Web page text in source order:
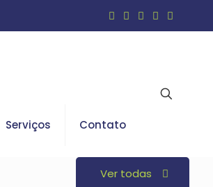
Serviços Contato
Ver todas